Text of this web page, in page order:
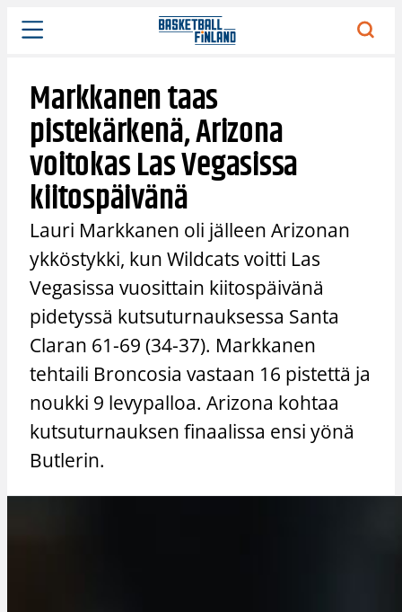
Siirry
sisältöön
Markkanen taas
pistekärkenä, Arizona
voitokas Las Vegasissa
kiitospäivänä
Lauri Markkanen oli jälleen Arizonan
ykköstykki, kun Wildcats voitti Las
Vegasissa vuosittain kiitospäivänä
pidetyssä kutsuturnauksessa Santa
Claran 61-69 (34-37). Markkanen
tehtaili Broncosia vastaan 16 pistettä ja
noukki 9 levypalloa. Arizona kohtaa
kutsuturnauksen finaalissa ensi yönä
Butlerin.